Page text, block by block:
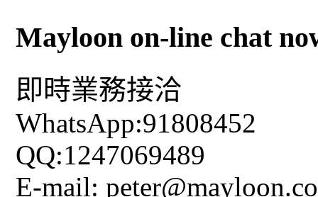
Mayloon on-line chat
即時業務接洽
WhatsApp:91808452
QQ:1247069489
E-mail: